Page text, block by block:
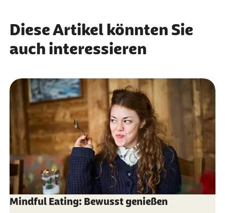
Folgeberatungen in Anspruch nehmen.
Diese Artikel könnten Sie
auch interessieren
Mindful Eating: Bewusst genießen